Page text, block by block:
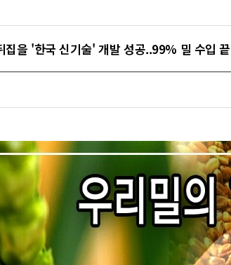
집을 '한국 신기술' 개발 성공..99% 밀 수입